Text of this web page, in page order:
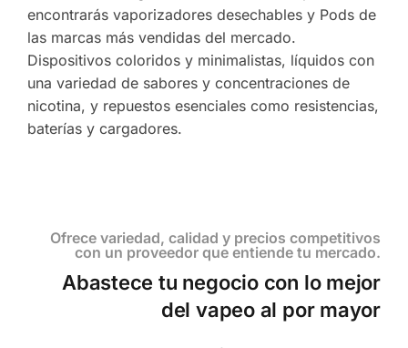
encontrarás vaporizadores desechables y Pods de
las marcas más vendidas del mercado.
Dispositivos coloridos y minimalistas, líquidos con
una variedad de sabores y concentraciones de
nicotina, y repuestos esenciales como resistencias,
baterías y cargadores.
Ofrece variedad, calidad y precios competitivos
con un proveedor que entiende tu mercado.
Abastece tu negocio con lo mejor
del vapeo al por mayor